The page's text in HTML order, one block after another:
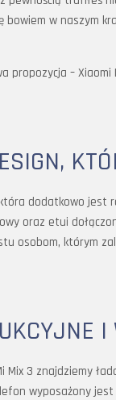
w naszym
propozycja –
dodatkowo
oraz etui
osobom, którym
3 znajdziemy
wyposażony